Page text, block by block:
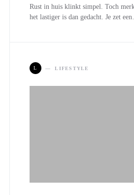
Rust in huis klinkt simpel. Toch
het lastiger is dan gedacht. Je zet
L LIFESTYLE